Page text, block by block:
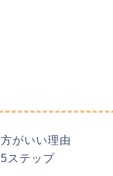
がいい理由
ステップ